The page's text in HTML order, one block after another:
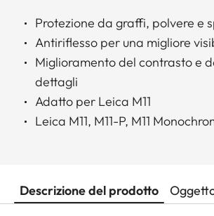
Protezione da graffi, polvere e
Antiriflesso per una migliore
Miglioramento del contrasto e
dettagli
Adatto per Leica M11
Leica M11, M11-P, M11
Descrizione del prodotto